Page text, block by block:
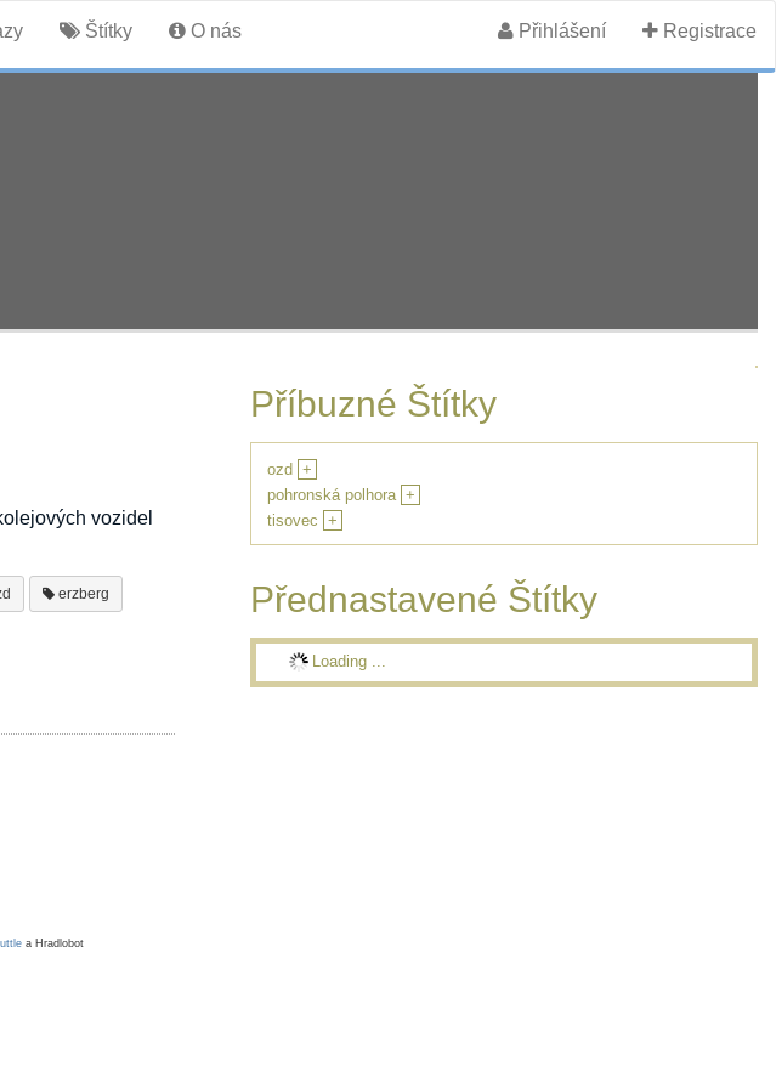
Štítky O nás Přihlášení Registrace
vozidel
erzberg
Příbuzné Štítky
ozd +
pohronská polhora +
tisovec +
Přednastavené Štítky
Loading ...
a Hradlobot